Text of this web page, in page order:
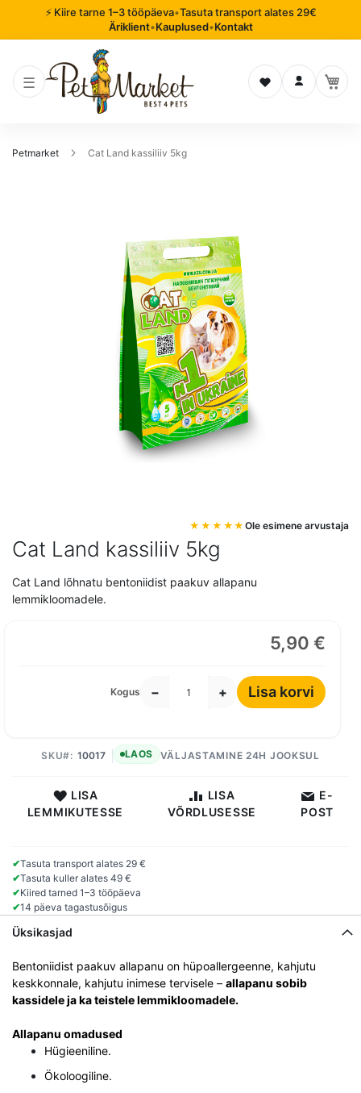
⚡ Kiire tarne 1–3 tööpäeva•Tasuta transport alates 29€
Äriklient•Kauplused•Kontakt
Soovinimekiri
Logi sisse
Petmarket Cat Land kassiliiv 5kg
Cat Land kassiliiv 5kg
Ole esimene arvustaja
Cat Land lõhnatu bentoniidist paakuv allapanu
lemmikloomadele.
5,90 €
Kogus − + Lisa korvi
VÄLJASTAMINE 24H JOOKSUL
SKU 10017 LAOS
LISA
LEMMIKUTESSE
LISA
VÕRDLUSESSE
E-
POST
✔Tasuta transport alates 29 €
✔Tasuta kuller alates 49 €
✔Kiired tarned 1–3 tööpäeva
✔14 päeva tagastusõigus
pildigalerii
algusesse
Üksikasjad
Bentoniidist paakuv allapanu on hüpoallergeenne, kahjutu
keskkonnale, kahjutu inimese tervisele – allapanu sobib
kassidele ja ka teistele lemmikloomadele.
Allapanu omadused
Hügieeniline.
Ökoloogiline.